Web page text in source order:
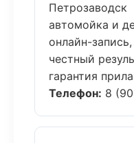
Петрозаводск
автомойка и
онлайн-
честный
гарантия
Телефон: 8